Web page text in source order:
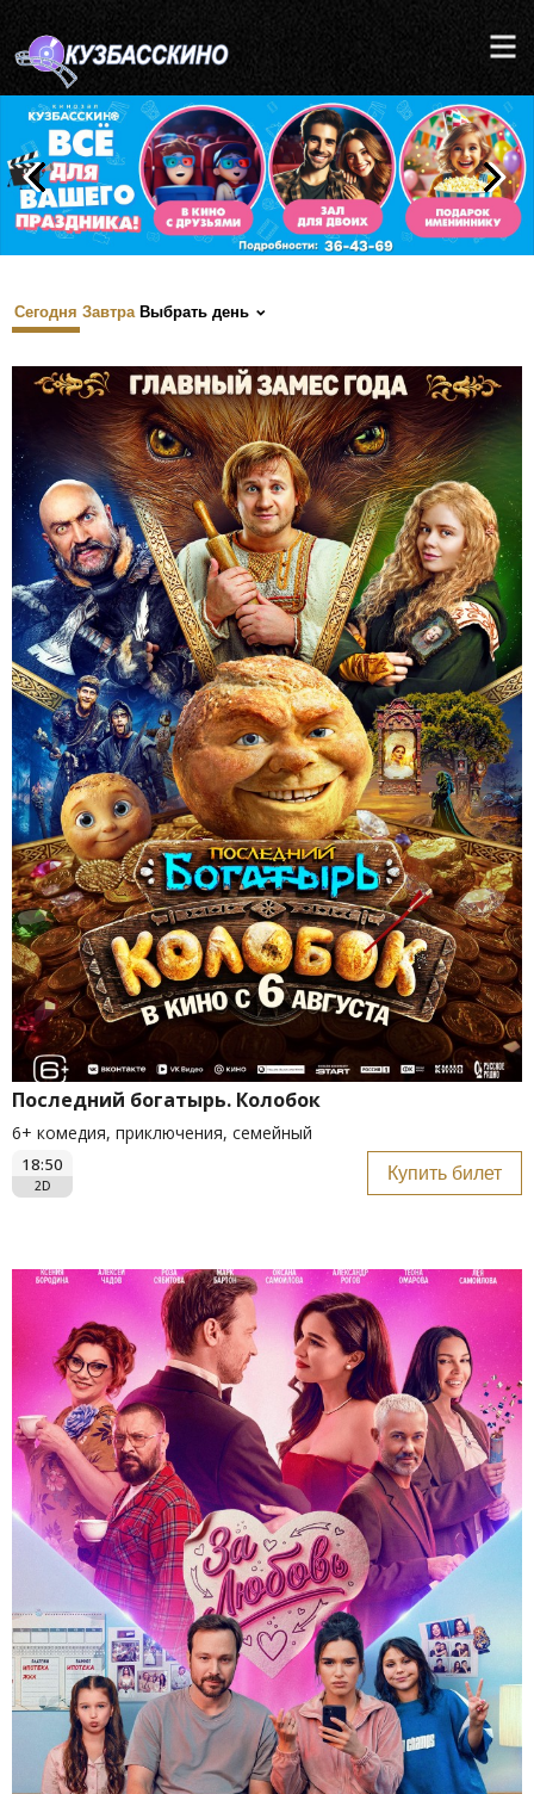
Сегодня Завтра Выбрать день
Последний богатырь. Колобок
6+ комедия, приключения, семейный
18:50
2D
Купить билет